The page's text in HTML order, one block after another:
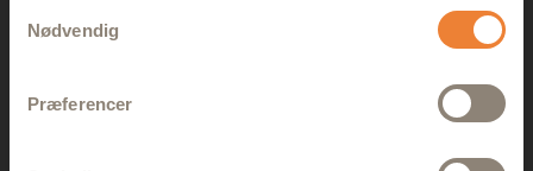
Nødvendig
Præferencer